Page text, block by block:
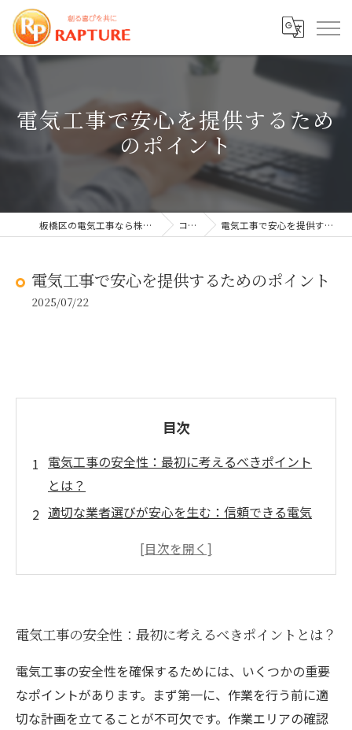
電気工事で安心を提供するため
のポイント
板橋区の電気工事なら株式会社ラプチャー コラム 電気工事で安心を提供するためのポイント
電気工事で安心を提供するためのポイント
2025/07/22
目次
電気工事の安全性：最初に考えるべきポイント
とは？
適切な業者選びが安心を生む：信頼できる電気
施工中の注意点：現場でのトラブルを避けるた
安心を提供するためのサポート：アフターサー
ビスの秘訣
電気工事の安全性向上に向けた最新技術の導入
あなたの家を守る！電気工事で安心を手に入れ
電気工事の安全性：最初に考えるべきポイントとは？
電気工事の安全性を確保するためには、いくつかの重要
なポイントがあります。まず第一に、作業を行う前に適
切な計画を立てることが不可欠です。作業エリアの確認